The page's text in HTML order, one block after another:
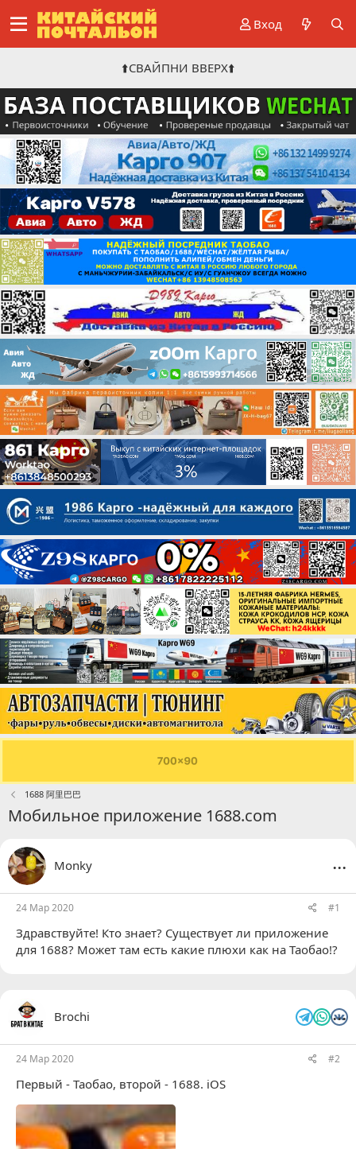
Вход
⬆️СВАЙПНИ ВВЕРХ⬆️
1688 阿里巴巴
Мобильное приложение 1688.com
Monky ...
24 Мар 2020 #1
Здравствуйте! Кто знает? Существует ли приложение
для 1688? Может там есть какие плюхи как на Таобао!?
Brochi ...
24 Мар 2020 #2
Первый - Таобао, второй - 1688. iOS